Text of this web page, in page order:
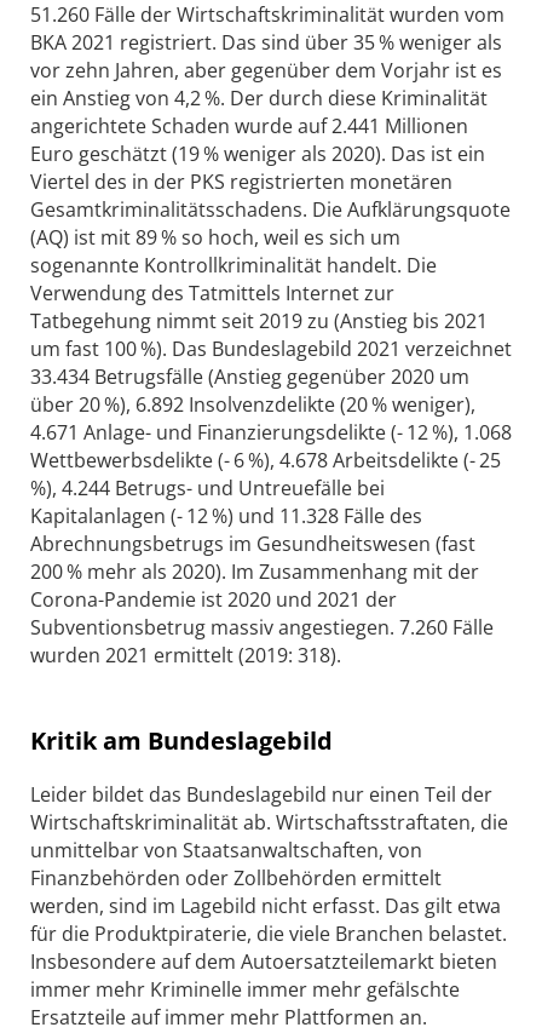
51.260 Fälle der Wirtschaftskriminalität wurden vom
BKA 2021 registriert. Das sind über 35 % weniger als
vor zehn Jahren, aber gegenüber dem Vorjahr ist es
ein Anstieg von 4,2 %. Der durch diese Kriminalität
angerichtete Schaden wurde auf 2.441 Millionen
Euro geschätzt (19 % weniger als 2020). Das ist ein
Viertel des in der PKS registrierten monetären
Gesamtkriminalitätsschadens. Die Aufklärungsquote
(AQ) ist mit 89 % so hoch, weil es sich um
sogenannte Kontrollkriminalität handelt. Die
Verwendung des Tatmittels Internet zur
Tatbegehung nimmt seit 2019 zu (Anstieg bis 2021
um fast 100 %). Das Bundeslagebild 2021 verzeichnet
33.434 Betrugsfälle (Anstieg gegenüber 2020 um
über 20 %), 6.892 Insolvenzdelikte (20 % weniger),
4.671 Anlage- und Finanzierungsdelikte (- 12 %), 1.068
Wettbewerbsdelikte (- 6 %), 4.678 Arbeitsdelikte (- 25
%), 4.244 Betrugs- und Untreuefälle bei
Kapitalanlagen (- 12 %) und 11.328 Fälle des
Abrechnungsbetrugs im Gesundheitswesen (fast
200 % mehr als 2020). Im Zusammenhang mit der
Corona-Pandemie ist 2020 und 2021 der
Subventionsbetrug massiv angestiegen. 7.260 Fälle
wurden 2021 ermittelt (2019: 318).
Kritik am Bundeslagebild
Leider bildet das Bundeslagebild nur einen Teil der
Wirtschaftskriminalität ab. Wirtschaftsstraftaten, die
unmittelbar von Staatsanwaltschaften, von
Finanzbehörden oder Zollbehörden ermittelt
werden, sind im Lagebild nicht erfasst. Das gilt etwa
für die Produktpiraterie, die viele Branchen belastet.
Insbesondere auf dem Autoersatzteilemarkt bieten
immer mehr Kriminelle immer mehr gefälschte
Ersatzteile auf immer mehr Plattformen an.